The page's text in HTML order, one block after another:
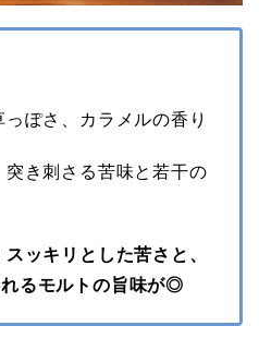
ぽさ、カラメルの香り
き刺さる苦味と若干の
ッキリとした苦さと、
るモルトの旨味が◎